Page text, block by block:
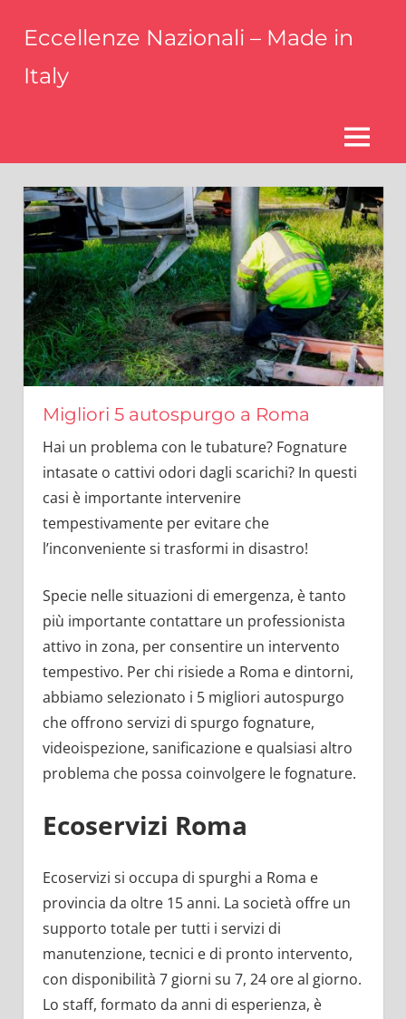
content
Eccellenze Nazionali – Made in
Italy
italiane
MENU
Migliori 5 autospurgo a Roma
Hai un problema con le tubature? Fognature
intasate o cattivi odori dagli scarichi? In questi
casi è importante intervenire
tempestivamente per evitare che
l’inconveniente si trasformi in disastro!
Specie nelle situazioni di emergenza, è tanto
più importante contattare un professionista
attivo in zona, per consentire un intervento
tempestivo. Per chi risiede a Roma e dintorni,
abbiamo selezionato i 5 migliori autospurgo
che offrono servizi di spurgo fognature,
videoispezione, sanificazione e qualsiasi altro
problema che possa coinvolgere le fognature.
Ecoservizi Roma
Ecoservizi si occupa di spurghi a Roma e
provincia da oltre 15 anni. La società offre un
supporto totale per tutti i servizi di
manutenzione, tecnici e di pronto intervento,
con disponibilità 7 giorni su 7, 24 ore al giorno.
Lo staff, formato da anni di esperienza, è